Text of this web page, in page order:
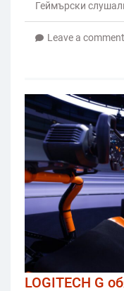
Геймърски
Leave a comment
LOGITECH G